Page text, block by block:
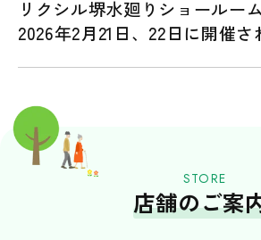
無料相談する
リクシル堺水廻りショールー
2026年2月21日、22日に開催さ
STORE
店舗のご案